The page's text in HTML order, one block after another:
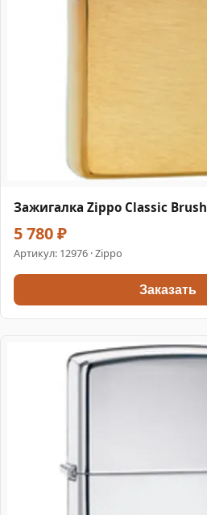
Зажигалка Zippo Classic
5 780 ₽
Артикул: 12976 · Zippo
Заказать